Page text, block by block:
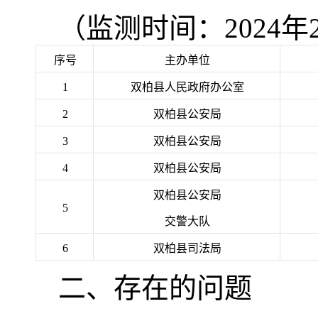
（监测时间：2024
序号 主办单位
1 双柏县人民政府办公室
2 双柏县公安局
3 双柏县公安局
4 双柏县公安局
5
双柏县公安局
交警大队
6 双柏县司法局
二、存在的问题